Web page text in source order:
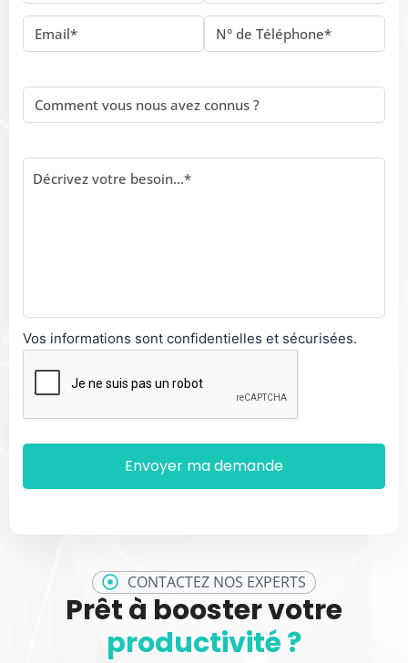
CONTACTEZ NOS EXPERTS
Prêt à booster votre
productivité ?
Vos informations sont confidentielles et sécurisées.